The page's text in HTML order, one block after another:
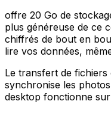
offre 20 Go de
plus généreuse de ce
chiffrés de bout en
lire vos données,
Le transfert de fichiers
synchronise les
desktop fonctionne